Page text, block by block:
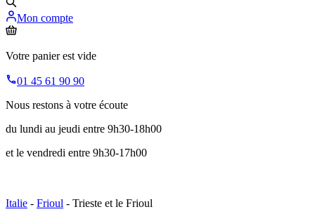
Mon compte
Votre panier est vide
01 45 61 90 90
Nous restons à votre écoute
du lundi au jeudi entre 9h30-18h00
et le vendredi entre 9h30-17h00
Italie - Frioul - Trieste et le Frioul